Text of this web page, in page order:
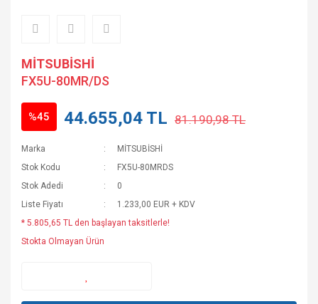
MİTSUBİSHİ
FX5U-80MR/DS
%45 44.655,04 TL 81.190,98 TL
Marka
MİTSUBİSHİ
Stok Kodu
FX5U-80MRDS
Stok Adedi
0
Liste Fiyatı
1.233,00 EUR + KDV
* 5.805,65 TL den başlayan taksitlerle!
Stokta Olmayan Ürün